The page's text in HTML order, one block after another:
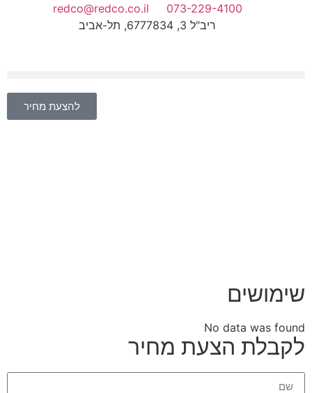
073-229-4100
redco@redco.co.il
ריב"ל 3, 6777834, תל-אביב
להצעת מחיר
שימושים
No data was found
לקבלת הצעת מחיר